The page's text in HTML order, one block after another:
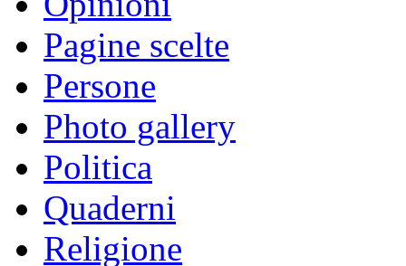
Pagine scelte
Persone
Photo gallery
Politica
Quaderni
Religione